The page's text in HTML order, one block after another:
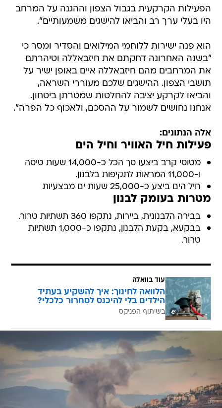
הפעילות הקרקעית בגבול הצפון וההגנה על המרחב
היו בעלי ערך רב והביאו להישגים משמעותיים".
הוא פנה ישירות ללוחמי המילואים והסדיר ומסר כי
"בשנה האחרונה דחקתם את חיזבאללה וטיהרתם
את המרחבים מהם חיזבאללה איים באופן ישיר על
תושבי הצפון. ההישגים שלכם מעוררי השראה,
והביאו לקרקע יציבה להחלטות שמטרתן ביטחון.
אנחנו נחושים לשמור על ההסכם, ולאכוף כל הפרה".
אלה הנתונים:
פעילות חיל האוויר וחיל הים
מטוסי קרב ביצעו סך הכל כ-14,000 שעות טיסה
ו-11,000 המראות לתקיפות בלבנון.
חיל הים ביצע כ-25,000 שעות ים מבצעיות
מטרות בעומק לבנון
בבירה הלבנונית, ביירות, נתקפו 360 תשתיות טרור.
בבקעא, בקעת הלבנון, נתקפו כ-1,000 תשתיות
טרור.
עוד בוואלה
הלוואה לחינוך: איך להשקיע בעתיד
הילדים בלי להיכנס לסחרור כלכלי?
בשיתוף הפניקס